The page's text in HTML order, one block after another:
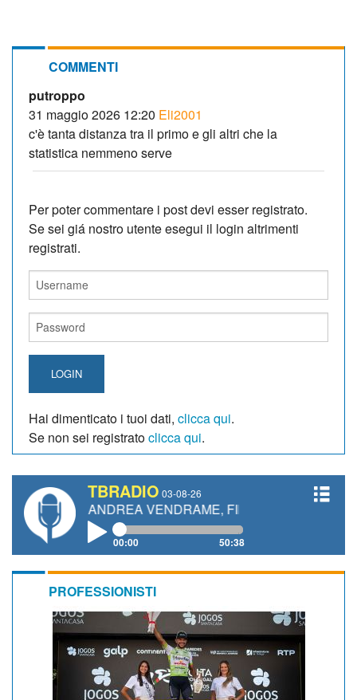
COMMENTI
putroppo
31 maggio 2026 12:20 Eli2001
c'è tanta distanza tra il primo e gli altri che la
statistica nemmeno serve
Per poter commentare i post devi esser registrato.
Se sei giá nostro utente esegui il login altrimenti
registrati.
LOGIN
Hai dimenticato i tuoi dati, clicca qui.
Se non sei registratoclicca qui.
TBRADIO 03-08-26
ANDREA VENDRAME, FILIPPO FIORELLI
00:00 50:38
PROFESSIONISTI